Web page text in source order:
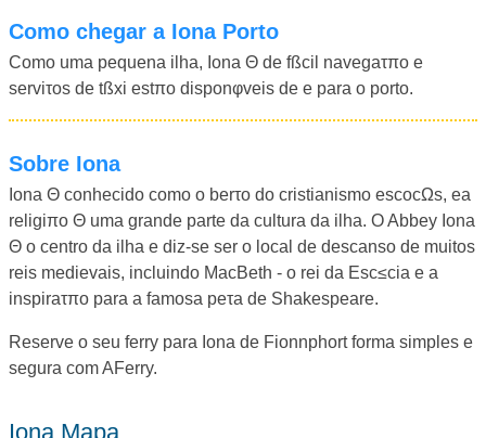
Como chegar a Iona Porto
Como uma pequena ilha, Iona Θ de fßcil navegaτπo e
serviτos de tßxi estπo disponφveis de e para o porto.
Sobre Iona
Iona Θ conhecido como o berτo do cristianismo escocΩs, ea
religiπo Θ uma grande parte da cultura da ilha. O Abbey Iona
Θ o centro da ilha e diz-se ser o local de descanso de muitos
reis medievais, incluindo MacBeth - o rei da Esc≤cia e a
inspiraτπo para a famosa peτa de Shakespeare.
Reserve o seu ferry para Iona de Fionnphort forma simples e
segura com AFerry.
Iona Mapa